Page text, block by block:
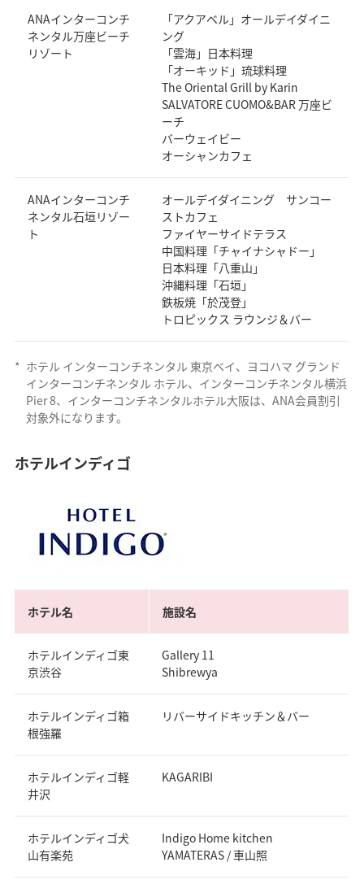
ANAインターコンチ
ネンタル万座ビーチ
リゾート
「アクアベル」オールデイダイニ
ング
「雲海」日本料理
「オーキッド」琉球料理
The Oriental Grill by Karin
SALVATORE CUOMO&BAR 万座ビ
ーチ
バーウェイビー
オーシャンカフェ
ANAインターコンチ
ネンタル石垣リゾー
ト
オールデイダイニング サンコー
ストカフェ
ファイヤーサイドテラス
中国料理「チャイナシャドー」
日本料理「八重山」
沖縄料理「石垣」
鉄板焼「於茂登」
トロピックス ラウンジ＆バー
* ホテル インターコンチネンタル 東京ベイ、ヨコハマ グランド
インターコンチネンタル ホテル、インターコンチネンタル横浜
Pier 8、インターコンチネンタルホテル大阪は、ANA会員割引
対象外になります。
ホテルインディゴ
ホテル名 施設名
ホテルインディゴ東
京渋谷
Gallery 11
Shibrewya
ホテルインディゴ箱
根強羅
リバーサイドキッチン＆バー
ホテルインディゴ軽
井沢
KAGARIBI
ホテルインディゴ犬
山有楽苑
Indigo Home kitchen
YAMATERAS / 車山照